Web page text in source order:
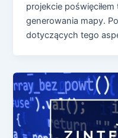
projekcie
generowania mapy.
dotyczących tego